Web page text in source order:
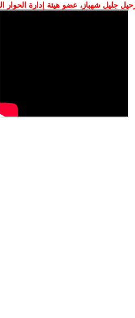
جليل شهباز، عضو هيئة إدارة الحوار